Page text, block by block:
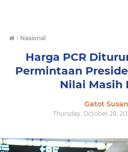
› Nasional
Harga PCR
Permintaan
Nilai Masih
Gatot
Thursday, October 28,